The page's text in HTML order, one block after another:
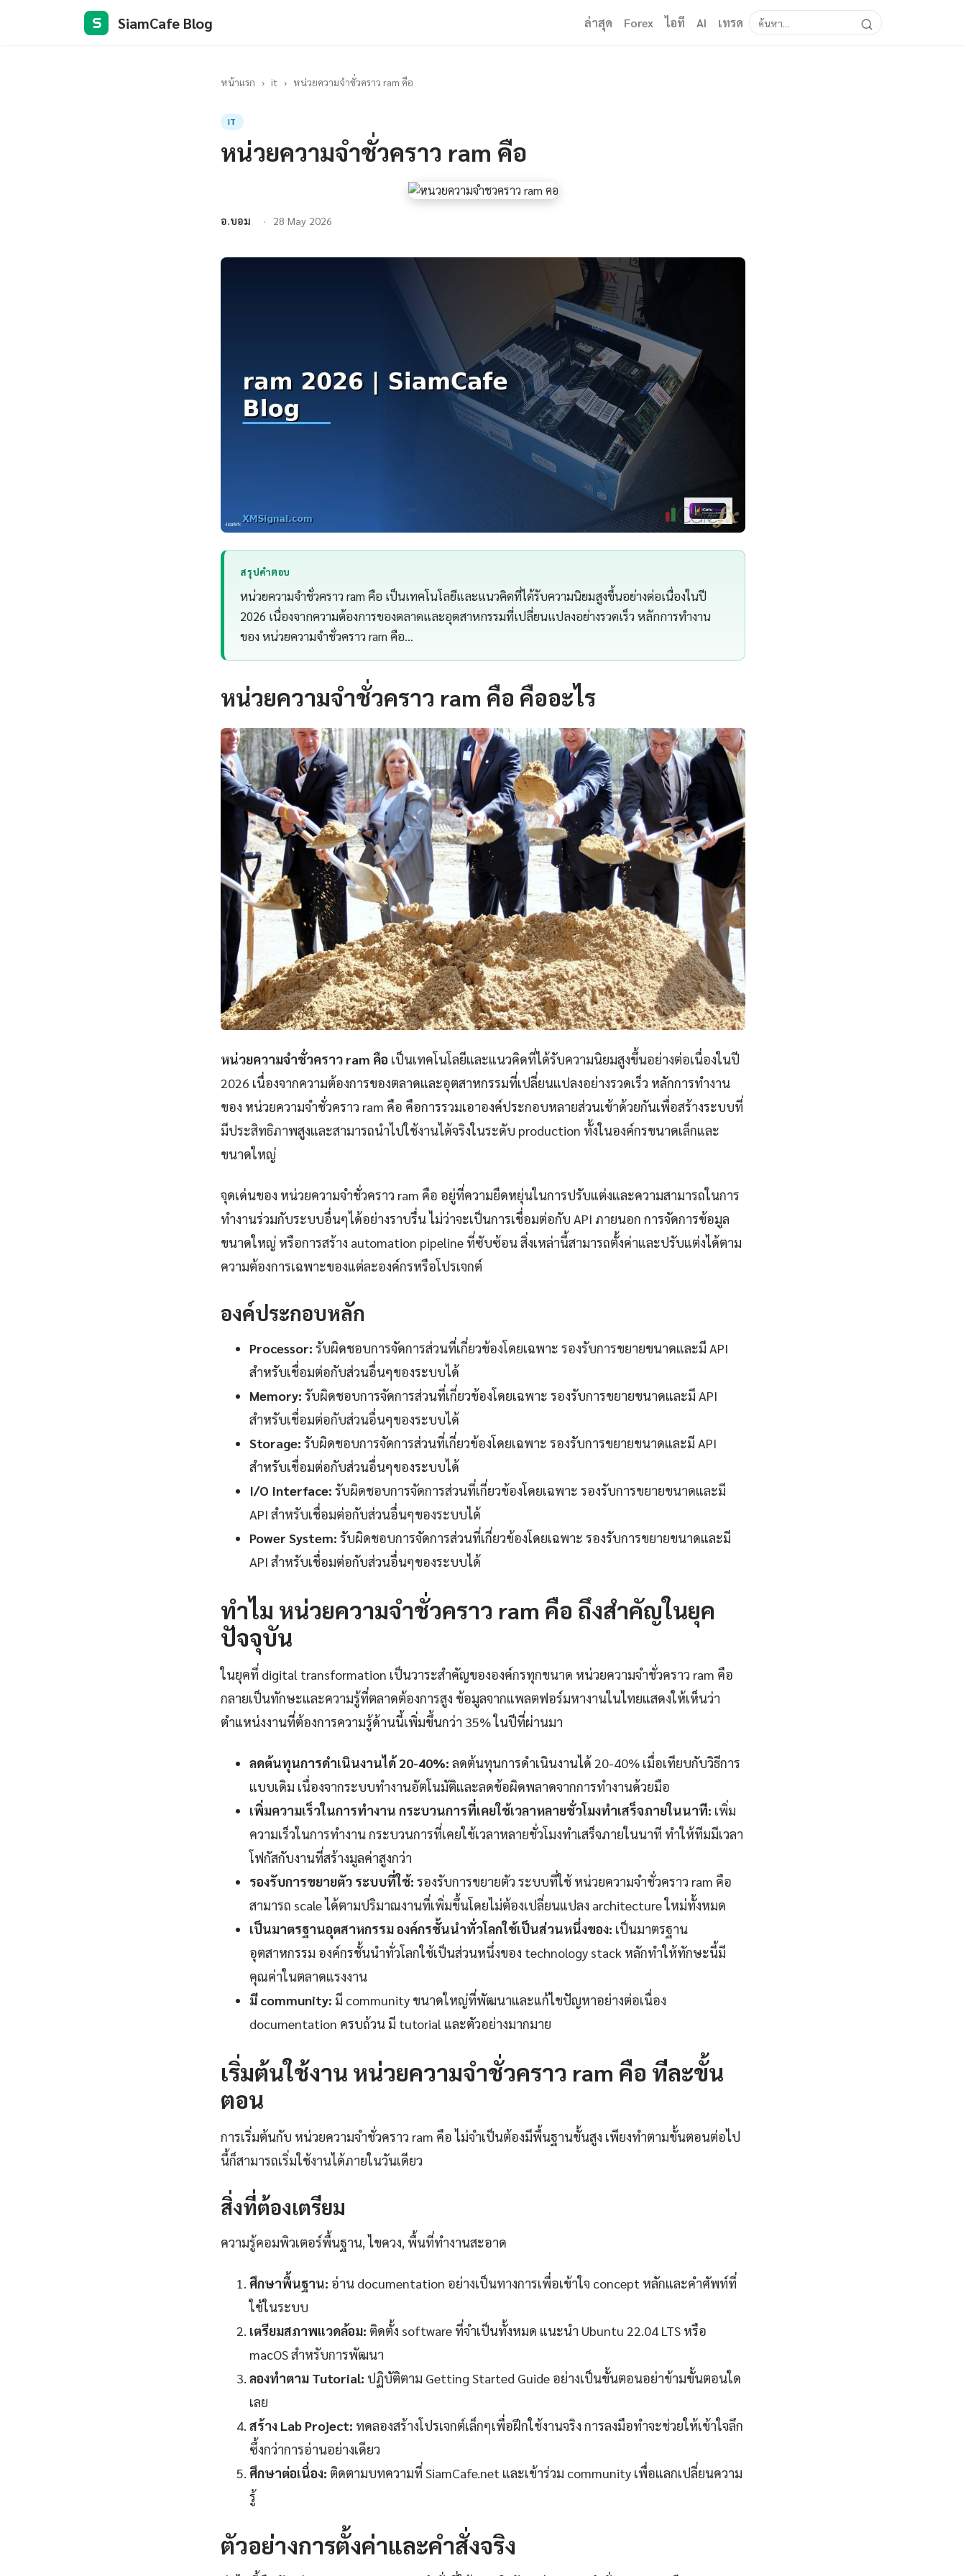
S SiamCafe Blog ล่าสุด Forex ไอที AI เทรด
หน้าแรก › it › หน่วยความจำชั่วคราว ram คือ
IT
หน่วยความจำชั่วคราว ram คือ
อ.บอม 28 May 2026
สรุปคำตอบ
หน่วยความจำชั่วคราว ram คือ เป็นเทคโนโลยีและแนวคิดที่ได้รับความนิยมสูงขึ้นอย่างต่อเนื่องในปี
2026 เนื่องจากความต้องการของตลาดและอุตสาหกรรมที่เปลี่ยนแปลงอย่างรวดเร็ว หลักการทำงาน
ของ หน่วยความจำชั่วคราว ram คือ…
หน่วยความจำชั่วคราว ram คือ คืออะไร
หน่วยความจำชั่วคราว ram คือ เป็นเทคโนโลยีและแนวคิดที่ได้รับความนิยมสูงขึ้นอย่างต่อเนื่องในปี
2026 เนื่องจากความต้องการของตลาดและอุตสาหกรรมที่เปลี่ยนแปลงอย่างรวดเร็ว หลักการทำงาน
ของ หน่วยความจำชั่วคราว ram คือ คือการรวมเอาองค์ประกอบหลายส่วนเข้าด้วยกันเพื่อสร้างระบบที่
มีประสิทธิภาพสูงและสามารถนำไปใช้งานได้จริงในระดับ production ทั้งในองค์กรขนาดเล็กและ
ขนาดใหญ่
จุดเด่นของ หน่วยความจำชั่วคราว ram คือ อยู่ที่ความยืดหยุ่นในการปรับแต่งและความสามารถในการ
ทำงานร่วมกับระบบอื่นๆได้อย่างราบรื่น ไม่ว่าจะเป็นการเชื่อมต่อกับ API ภายนอก การจัดการข้อมูล
ขนาดใหญ่ หรือการสร้าง automation pipeline ที่ซับซ้อน สิ่งเหล่านี้สามารถตั้งค่าและปรับแต่งได้ตาม
ความต้องการเฉพาะของแต่ละองค์กรหรือโปรเจกต์
องค์ประกอบหลัก
Processor: รับผิดชอบการจัดการส่วนที่เกี่ยวข้องโดยเฉพาะ รองรับการขยายขนาดและมี API
สำหรับเชื่อมต่อกับส่วนอื่นๆของระบบได้
Memory: รับผิดชอบการจัดการส่วนที่เกี่ยวข้องโดยเฉพาะ รองรับการขยายขนาดและมี API
สำหรับเชื่อมต่อกับส่วนอื่นๆของระบบได้
Storage: รับผิดชอบการจัดการส่วนที่เกี่ยวข้องโดยเฉพาะ รองรับการขยายขนาดและมี API
สำหรับเชื่อมต่อกับส่วนอื่นๆของระบบได้
I/O Interface: รับผิดชอบการจัดการส่วนที่เกี่ยวข้องโดยเฉพาะ รองรับการขยายขนาดและมี
API สำหรับเชื่อมต่อกับส่วนอื่นๆของระบบได้
Power System: รับผิดชอบการจัดการส่วนที่เกี่ยวข้องโดยเฉพาะ รองรับการขยายขนาดและมี
API สำหรับเชื่อมต่อกับส่วนอื่นๆของระบบได้
ทำไม หน่วยความจำชั่วคราว ram คือ ถึงสำคัญในยุค
ปัจจุบัน
ในยุคที่ digital transformation เป็นวาระสำคัญขององค์กรทุกขนาด หน่วยความจำชั่วคราว ram คือ
กลายเป็นทักษะและความรู้ที่ตลาดต้องการสูง ข้อมูลจากแพลตฟอร์มหางานในไทยแสดงให้เห็นว่า
ตำแหน่งงานที่ต้องการความรู้ด้านนี้เพิ่มขึ้นกว่า 35% ในปีที่ผ่านมา
ลดต้นทุนการดำเนินงานได้ 20-40%: ลดต้นทุนการดำเนินงานได้ 20-40% เมื่อเทียบกับวิธีการ
แบบเดิม เนื่องจากระบบทำงานอัตโนมัติและลดข้อผิดพลาดจากการทำงานด้วยมือ
เพิ่มความเร็วในการทำงาน กระบวนการที่เคยใช้เวลาหลายชั่วโมงทำเสร็จภายในนาที: เพิ่ม
ความเร็วในการทำงาน กระบวนการที่เคยใช้เวลาหลายชั่วโมงทำเสร็จภายในนาที ทำให้ทีมมีเวลา
โฟกัสกับงานที่สร้างมูลค่าสูงกว่า
รองรับการขยายตัว ระบบที่ใช้: รองรับการขยายตัว ระบบที่ใช้ หน่วยความจำชั่วคราว ram คือ
สามารถ scale ได้ตามปริมาณงานที่เพิ่มขึ้นโดยไม่ต้องเปลี่ยนแปลง architecture ใหม่ทั้งหมด
เป็นมาตรฐานอุตสาหกรรม องค์กรชั้นนำทั่วโลกใช้เป็นส่วนหนึ่งของ: เป็นมาตรฐาน
อุตสาหกรรม องค์กรชั้นนำทั่วโลกใช้เป็นส่วนหนึ่งของ technology stack หลักทำให้ทักษะนี้มี
คุณค่าในตลาดแรงงาน
มี community: มี community ขนาดใหญ่ที่พัฒนาและแก้ไขปัญหาอย่างต่อเนื่อง
documentation ครบถ้วน มี tutorial และตัวอย่างมากมาย
เริ่มต้นใช้งาน หน่วยความจำชั่วคราว ram คือ ทีละขั้น
ตอน
การเริ่มต้นกับ หน่วยความจำชั่วคราว ram คือ ไม่จำเป็นต้องมีพื้นฐานขั้นสูง เพียงทำตามขั้นตอนต่อไป
นี้ก็สามารถเริ่มใช้งานได้ภายในวันเดียว
สิ่งที่ต้องเตรียม
ความรู้คอมพิวเตอร์พื้นฐาน, ไขควง, พื้นที่ทำงานสะอาด
ศึกษาพื้นฐาน: อ่าน documentation อย่างเป็นทางการเพื่อเข้าใจ concept หลักและคำศัพท์ที่
ใช้ในระบบ
เตรียมสภาพแวดล้อม: ติดตั้ง software ที่จำเป็นทั้งหมด แนะนำ Ubuntu 22.04 LTS หรือ
macOS สำหรับการพัฒนา
ลองทำตาม Tutorial: ปฏิบัติตาม Getting Started Guide อย่างเป็นขั้นตอนอย่าข้ามขั้นตอนใด
เลย
สร้าง Lab Project: ทดลองสร้างโปรเจกต์เล็กๆเพื่อฝึกใช้งานจริง การลงมือทำจะช่วยให้เข้าใจลึก
ซึ้งกว่าการอ่านอย่างเดียว
ศึกษาต่อเนื่อง: ติดตามบทความที่ SiamCafe.net และเข้าร่วม community เพื่อแลกเปลี่ยนความ
รู้
ตัวอย่างการตั้งค่าและคำสั่งจริง